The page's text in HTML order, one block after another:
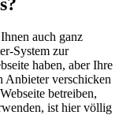
auch ganz
System zur
haben, aber Ihre
Anbieter verschicken
betreiben,
ist hier völlig